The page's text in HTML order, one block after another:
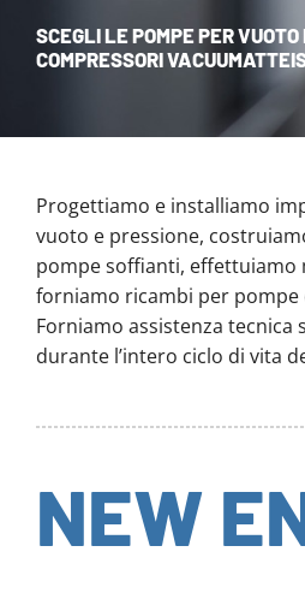
SCEGLI LE POMPE PER VUOTO
COMPRESSORI
Progettiamo e installiamo
vuoto e pressione,
pompe soffianti, effettuiamo
forniamo ricambi per pompe
Forniamo assistenza tecnica
durante l’intero ciclo di vita
NEW